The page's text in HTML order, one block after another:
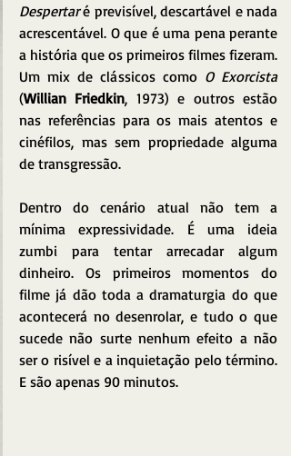
Despertar é previsível, descartável e nada
acrescentável. O que é uma pena perante
a história que os primeiros filmes fizeram.
Um mix de clássicos como O Exorcista
(Willian Friedkin, 1973) e outros estão
nas referências para os mais atentos e
cinéfilos, mas sem propriedade alguma
de transgressão.
Dentro do cenário atual não tem a
mínima expressividade. É uma ideia
zumbi para tentar arrecadar algum
dinheiro. Os primeiros momentos do
filme já dão toda a dramaturgia do que
acontecerá no desenrolar, e tudo o que
sucede não surte nenhum efeito a não
ser o risível e a inquietação pelo término.
E são apenas 90 minutos.